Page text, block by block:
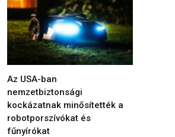
Az USA-ban
nemzetbiztonsági
kockázatnak minősítették a
robotporszívókat és
fűnyírókat